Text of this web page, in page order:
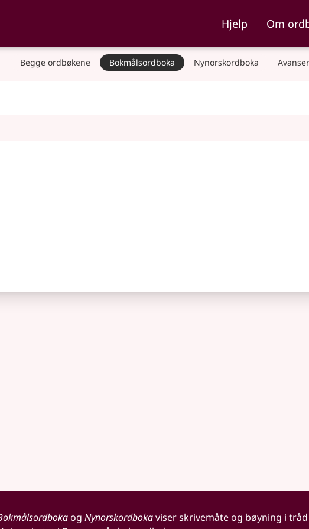
og NynorskordbokaHjelp Om
Begge ordbøkene Bokmålsordboka Nynorskordboka
og Nynorskordbokaviser skrivemåte og bøyning i